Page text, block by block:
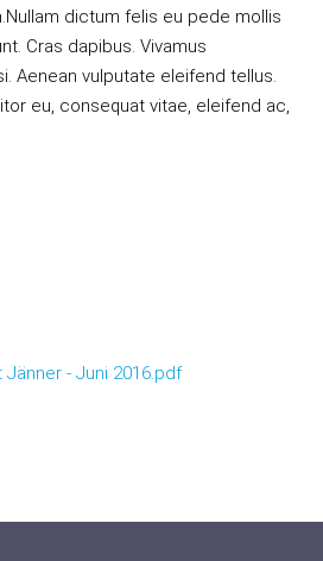
dictum felis eu pede mollis
Cras dapibus. Vivamus
Aenean vulputate eleifend tellus.
eu, consequat vitae, eleifend ac,